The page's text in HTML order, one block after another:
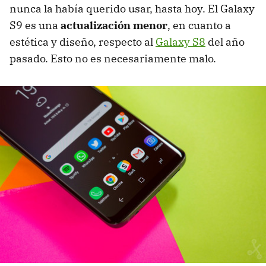
nunca la había querido usar, hasta hoy. El Galaxy
S9 es una actualización menor, en cuanto a
estética y diseño, respecto al Galaxy S8 del año
pasado. Esto no es necesariamente malo.